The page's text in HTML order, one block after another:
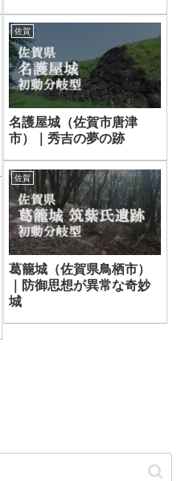
佐賀
名護屋城（佐賀市唐津
市）｜秀吉の夢の跡
佐賀
葛籠城（佐賀県鳥栖市）
｜防御思想が異常な奇妙
城